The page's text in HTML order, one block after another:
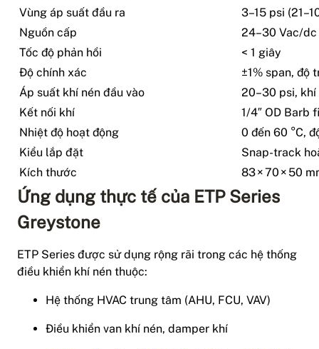
Vùng áp suất đầu ra
3–15 psi
Nguồn cấp
24–30 Vac/
Tốc độ phản hồi
< 1 giây
Độ chính xác
±1% span, độ
Áp suất khí nén đầu vào
20–30 psi, khí
Kết nối khí
1/4″ OD Barb
Nhiệt độ hoạt động
0 đến 60 °C,
Kiểu lắp đặt
Snap-track
Kích thước
83 × 70 × 50
Ứng dụng thực tế của ETP Series
Greystone
ETP Series được sử dụng rộng rãi trong các hệ thống
điều khiển khí nén thuộc:
Hệ thống HVAC trung tâm (AHU, FCU, VAV)
Điều khiển van khí nén, damper khí